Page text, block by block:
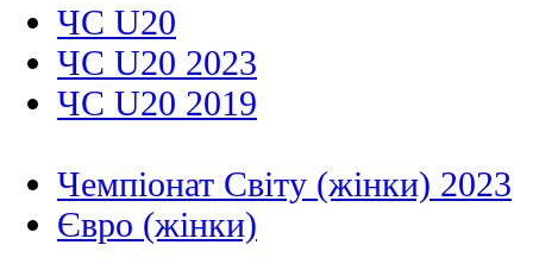
ЧС U20
ЧС U20 2023
ЧС U20 2019
Чемпіонат Світу (жінки) 2023
Євро (жінки)